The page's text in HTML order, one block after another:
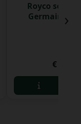
Royco soep
Germain
€ 17,73
›